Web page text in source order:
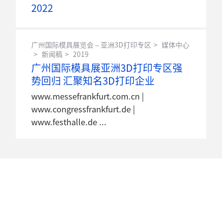
2022
广州国际模具展览会 – 亚洲3D打印专区
媒体中心
新闻稿
2019
广州国际模具展亚洲3D打印专区强
势回归 汇聚知名3D打印企业
www.messefrankfurt.com.cn |
www.congressfrankfurt.de |
www.festhalle.de